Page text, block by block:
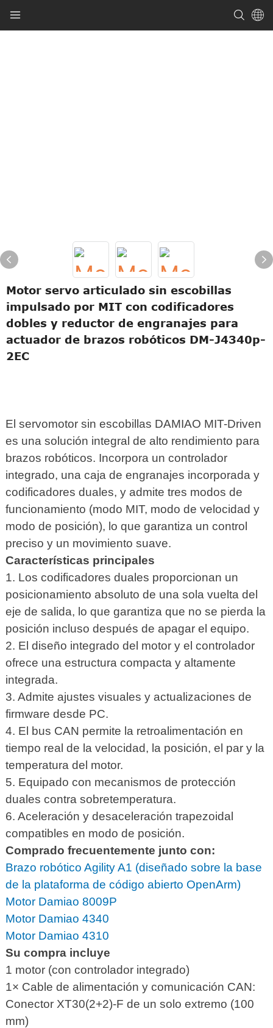
Motor servo articulado sin escobillas
impulsado por MIT con codificadores
dobles y reductor de engranajes para
actuador de brazos robóticos DM-J4340p-
2EC
El servomotor sin escobillas DAMIAO MIT-Driven
es una solución integral de alto rendimiento para
brazos robóticos. Incorpora un controlador
integrado, una caja de engranajes incorporada y
codificadores duales, y admite tres modos de
funcionamiento (modo MIT, modo de velocidad y
modo de posición), lo que garantiza un control
preciso y un movimiento suave.
Características principales
1. Los codificadores duales proporcionan un
posicionamiento absoluto de una sola vuelta del
eje de salida, lo que garantiza que no se pierda la
posición incluso después de apagar el equipo.
2. El diseño integrado del motor y el controlador
ofrece una estructura compacta y altamente
integrada.
3. Admite ajustes visuales y actualizaciones de
firmware desde PC.
4. El bus CAN permite la retroalimentación en
tiempo real de la velocidad, la posición, el par y la
temperatura del motor.
5. Equipado con mecanismos de protección
duales contra sobretemperatura.
6. Aceleración y desaceleración trapezoidal
compatibles en modo de posición.
Comprado frecuentemente junto con:
Brazo robótico Agility A1 (diseñado sobre la base
de la plataforma de código abierto OpenArm)
Motor Damiao 8009P
Motor Damiao 4340
Motor Damiao 4310
Su compra incluye
1 motor (con controlador integrado)
1× Cable de alimentación y comunicación CAN:
Conector XT30(2+2)-F de un solo extremo (100
mm)